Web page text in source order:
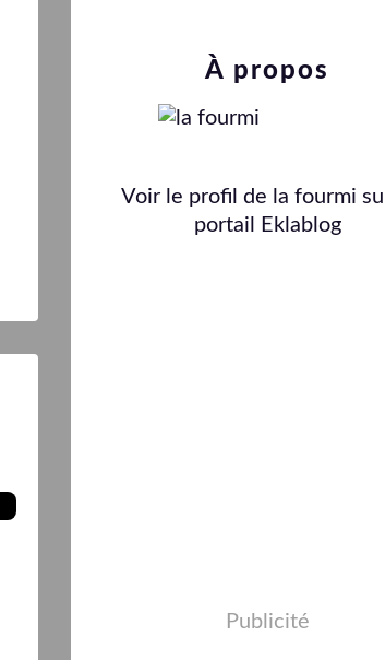
À propos
Voir le profil de la fourmi
portail Eklablog
Publicité